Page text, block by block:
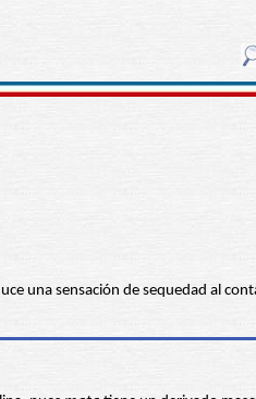
una sensación de sequedad al